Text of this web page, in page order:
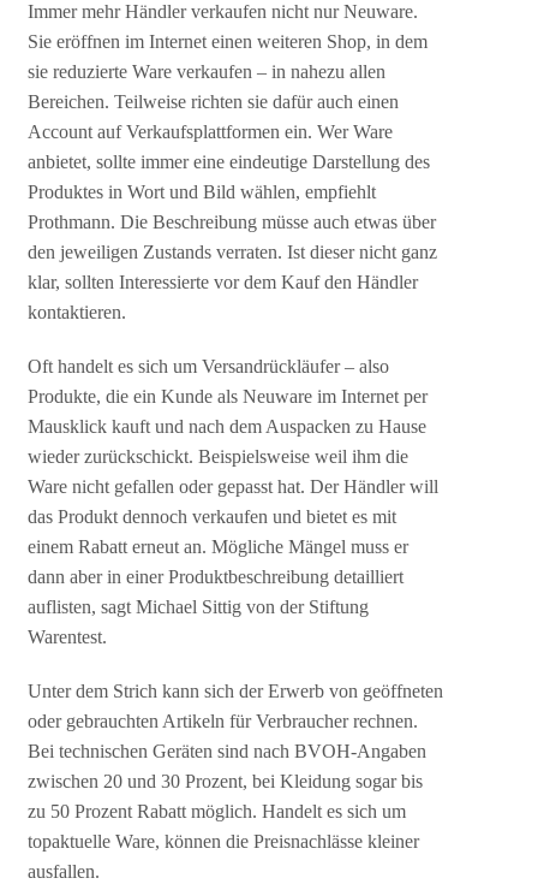
Immer mehr Händler verkaufen nicht nur Neuware.
Sie eröffnen im Internet einen weiteren Shop, in dem
sie reduzierte Ware verkaufen – in nahezu allen
Bereichen. Teilweise richten sie dafür auch einen
Account auf Verkaufsplattformen ein. Wer Ware
anbietet, sollte immer eine eindeutige Darstellung des
Produktes in Wort und Bild wählen, empfiehlt
Prothmann. Die Beschreibung müsse auch etwas über
den jeweiligen Zustands verraten. Ist dieser nicht ganz
klar, sollten Interessierte vor dem Kauf den Händler
kontaktieren.
Oft handelt es sich um Versandrückläufer – also
Produkte, die ein Kunde als Neuware im Internet per
Mausklick kauft und nach dem Auspacken zu Hause
wieder zurückschickt. Beispielsweise weil ihm die
Ware nicht gefallen oder gepasst hat. Der Händler will
das Produkt dennoch verkaufen und bietet es mit
einem Rabatt erneut an. Mögliche Mängel muss er
dann aber in einer Produktbeschreibung detailliert
auflisten, sagt Michael Sittig von der Stiftung
Warentest.
Unter dem Strich kann sich der Erwerb von geöffneten
oder gebrauchten Artikeln für Verbraucher rechnen.
Bei technischen Geräten sind nach BVOH-Angaben
zwischen 20 und 30 Prozent, bei Kleidung sogar bis
zu 50 Prozent Rabatt möglich. Handelt es sich um
topaktuelle Ware, können die Preisnachlässe kleiner
ausfallen.